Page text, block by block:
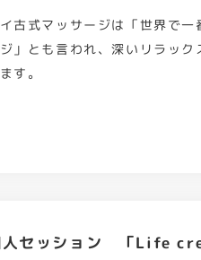
古式マッサージは「世界で一
」とも言われ、深いリラック
す。
人セッション 「Life